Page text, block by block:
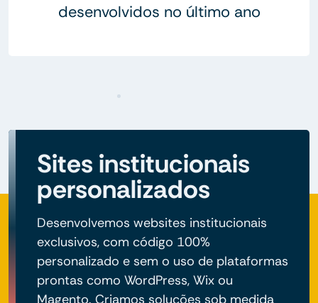
desenvolvidos no último ano
Sites institucionais
personalizados
Desenvolvemos websites institucionais
exclusivos, com código 100%
personalizado e sem o uso de plataformas
prontas como WordPress, Wix ou
Magento. Criamos soluções sob medida